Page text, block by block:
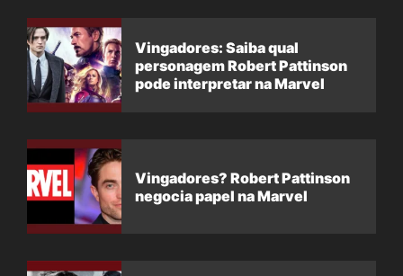
Vingadores: Saiba qual
personagem Robert Pattinson
pode interpretar na Marvel
Vingadores? Robert Pattinson
negocia papel na Marvel